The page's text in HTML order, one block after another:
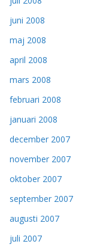
juni 2008
maj 2008
april 2008
mars 2008
februari 2008
januari 2008
december 2007
november 2007
oktober 2007
september 2007
augusti 2007
juli 2007